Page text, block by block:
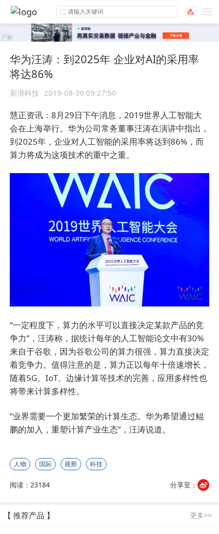
华为汪涛：到2025年 企业对AI的采用率
将达86%
新浪科技 2019-08-30 09:27:50
慧正资讯：8月29日下午消息，2019世界人工智能大
会在上海举行。华为公司常务董事汪涛在演讲中指出，
到2025年，企业对人工智能的采用率将达到86%，而
算力将成为这项技术的重中之重。
“一定程度下，算力的水平可以直接决定某款产品的竞
争力”，汪涛称，据统计每年的人工智能论文中有30%
来自于谷歌，因为谷歌公司的算力很强，算力直接决定
着竞争力。值得注意的是，算力正以每年十倍速增长，
随着5G、IoT、边缘计算等技术的完善，应用多样性也
将带来计算多样性。
“业界需要一个更加繁荣的计算生态。华为希望通过鲲
鹏的加入，重塑计算产业生态”，汪涛说道。
人物 国际 观察 科技
阅读：23184 分享至：
【 推荐产品 】 更多>>